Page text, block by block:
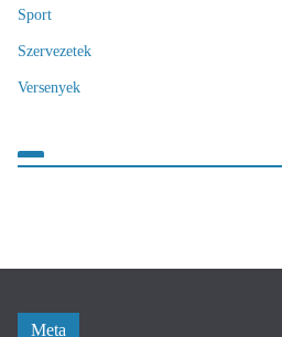
Sport
Szervezetek
Versenyek
Meta